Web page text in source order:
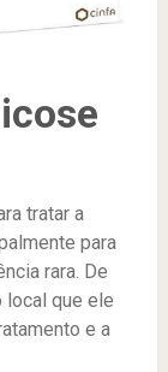
tratar a
para
rara. De
local que ele
e a